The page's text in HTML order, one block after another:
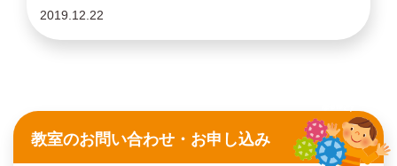
2019.12.22
教室のお問い合わせ・お申し込み